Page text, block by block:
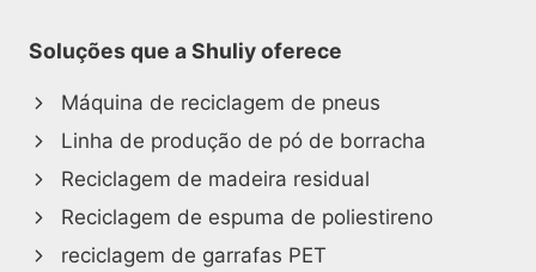
Soluções que a Shuliy oferece
Máquina de reciclagem de pneus
Linha de produção de pó de borracha
Reciclagem de madeira residual
Reciclagem de espuma de poliestireno
reciclagem de garrafas PET